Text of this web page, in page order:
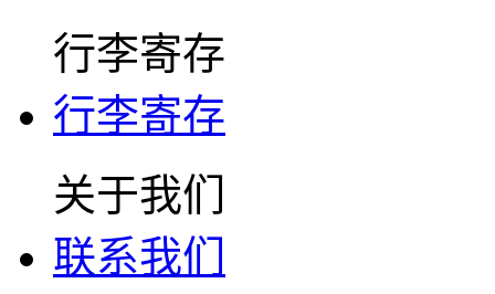
行李寄存
行李寄存
关于我们
联系我们